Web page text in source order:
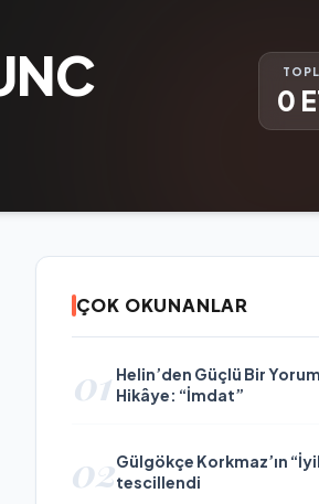
0
ÇOK OKUNANLAR
01 Helin’den Güçlü Bir
Hikâye: “İmdat”
02Gülgökçe Korkmaz’ın
tescillendi